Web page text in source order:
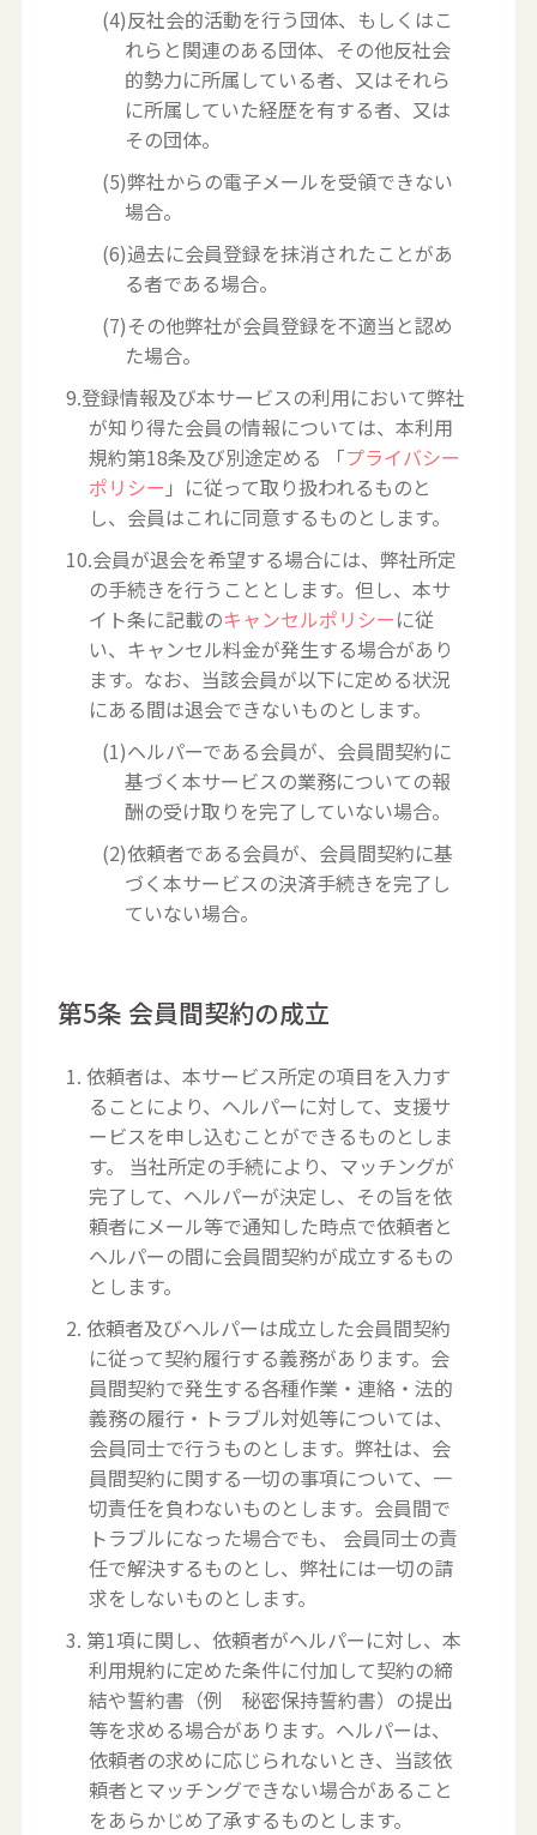
(4)反社会的活動を行う団体、もしくはこ
れらと関連のある団体、その他反社会
的勢力に所属している者、又はそれら
に所属していた経歴を有する者、又は
その団体。
(5)弊社からの電子メールを受領できない
場合。
(6)過去に会員登録を抹消されたことがあ
る者である場合。
(7)その他弊社が会員登録を不適当と認め
た場合。
9.登録情報及び本サービスの利用において弊社
が知り得た会員の情報については、本利用
規約第18条及び別途定める 「プライバシー
ポリシー 」に従って取り扱われるものと
し、会員はこれに同意するものとします。
10.会員が退会を希望する場合には、弊社所定
の手続きを行うこととします。但し、本サ
イト条に記載のキャンセルポリシーに従
い、キャンセル料金が発生する場合があり
ます。なお、当該会員が以下に定める状況
にある間は退会できないものとします。
(1)ヘルパーである会員が、会員間契約に
基づく本サービスの業務についての報
酬の受け取りを完了していない場合。
(2)依頼者である会員が、会員間契約に基
づく本サービスの決済手続きを完了し
ていない場合。
第5条 会員間契約の成立
1. 依頼者は、本サービス所定の項目を入力す
ることにより、ヘルパーに対して、支援サ
ービスを申し込むことができるものとしま
す。 当社所定の手続により、マッチングが
完了して、ヘルパーが決定し、その旨を依
頼者にメール等で通知した時点で依頼者と
ヘルパーの間に会員間契約が成立するもの
とします。
2. 依頼者及びヘルパーは成立した会員間契約
に従って契約履行する義務があります。会
員間契約で発生する各種作業・連絡・法的
義務の履行・トラブル対処等については、
会員同士で行うものとします。弊社は、会
員間契約に関する一切の事項について、一
切責任を負わないものとします。会員間で
トラブルになった場合でも、 会員同士の責
任で解決するものとし、弊社には一切の請
求をしないものとします。
3. 第1項に関し、依頼者がヘルパーに対し、本
利用規約に定めた条件に付加して契約の締
結や誓約書（例 秘密保持誓約書）の提出
等を求める場合があります。ヘルパーは、
依頼者の求めに応じられないとき、当該依
頼者とマッチングできない場合があること
をあらかじめ了承するものとします。